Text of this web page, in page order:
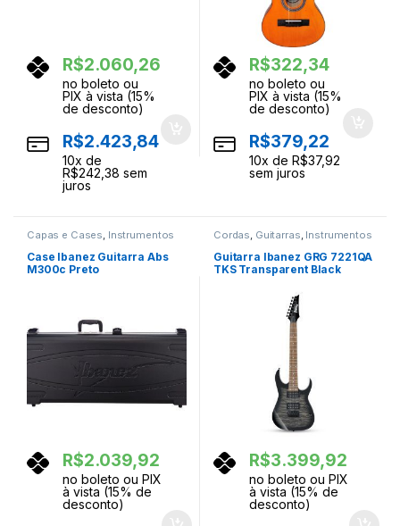
R$2.060,26
no boleto ou
PIX à vista (15%
de desconto)
R$2.423,84
10x de
R$242,38 sem
juros
R$322,34
no boleto ou
PIX à vista (15%
de desconto)
R$379,22
10x de R$37,92
sem juros
Capas e Cases Instrumentos
Musicais
Case Ibanez Guitarra Abs
M300c Preto
R$2.039,92
no boleto ou PIX
à vista (15% de
desconto)
Cordas Guitarras Instrumentos
Musicais
Guitarra Ibanez GRG 7221QA
TKS Transparent Black
R$3.399,92
no boleto ou PIX
à vista (15% de
desconto)